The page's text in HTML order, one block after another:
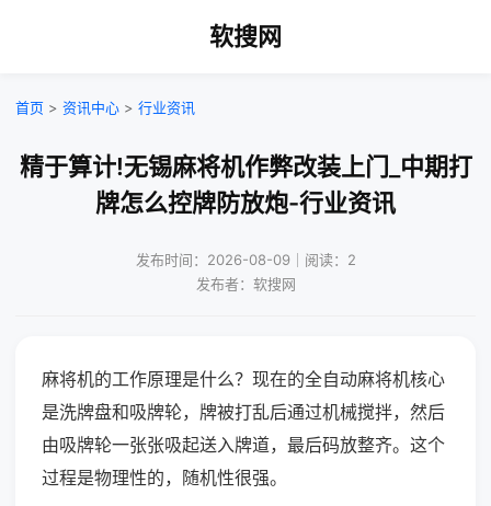
软搜网
首页 > 资讯中心 > 行业资讯
精于算计!无锡麻将机作弊改装上门_中期打
牌怎么控牌防放炮-行业资讯
发布时间：2026-08-09｜阅读：2
发布者：软搜网
麻将机的工作原理是什么？现在的全自动麻将机核心
是洗牌盘和吸牌轮，牌被打乱后通过机械搅拌，然后
由吸牌轮一张张吸起送入牌道，最后码放整齐。这个
过程是物理性的，随机性很强。